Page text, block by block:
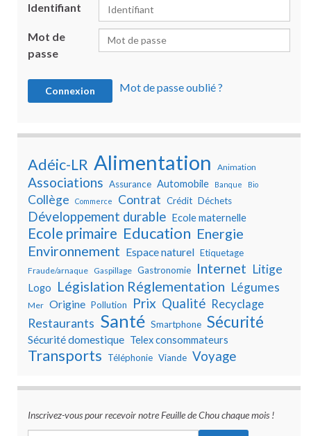
Identifiant
Mot de
passe
Mot de passe oublié ?
Adéic-LR Alimentation Animation
Associations Assurance Automobile Banque Bio
Collège Commerce Contrat Crédit Déchets
Développement durable Ecole maternelle
Ecole primaire Education Energie
Environnement Espace naturel Etiquetage
Fraude/arnaque Gaspillage Gastronomie Internet Litige
Logo Législation Réglementation Légumes
Mer Origine Pollution Prix Qualité Recyclage
Restaurants Santé Smartphone Sécurité
Sécurité domestique Telex consommateurs
Transports Téléphonie Viande Voyage
Inscrivez-vous pour recevoir notre Feuille de Chou chaque mois !